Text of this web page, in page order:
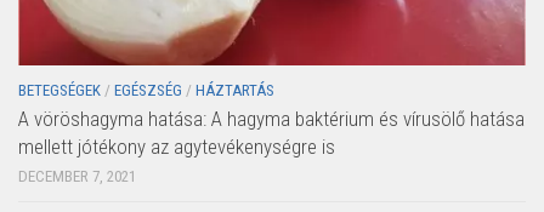
BETEGSÉGEK / EGÉSZSÉG / HÁZTARTÁS
A vöröshagyma hatása: A hagyma baktérium és vírusölő hatása
mellett jótékony az agytevékenységre is
DECEMBER 7, 2021